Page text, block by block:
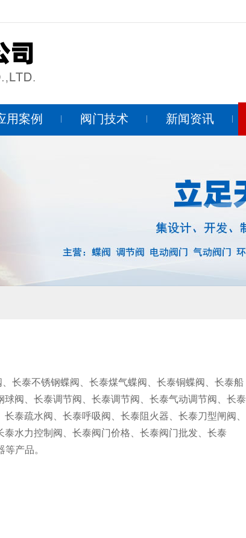
用案例 阀门技术 新闻资讯
长泰不锈钢蝶阀、长泰煤气蝶阀、长泰铜蝶阀、长泰船
阀、长泰调节阀、长泰调节阀、长泰气动调节阀、长泰
泰疏水阀、长泰呼吸阀、长泰阻火器、长泰刀型闸阀、
水力控制阀、长泰阀门价格、长泰阀门批发、长泰
产品。